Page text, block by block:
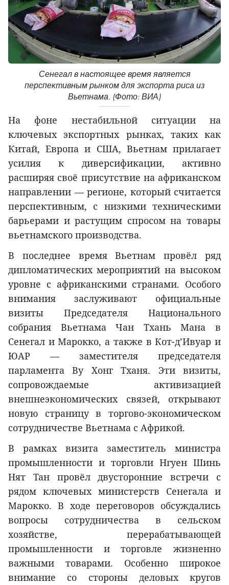
Сенегал в настоящее время является
перспективным рынком для экспорта риса из
Вьетнама. (Фото: ВИА)
На фоне нестабильной ситуации на
ключевых экспортных рынках, таких как
Китай, Европа и США, Вьетнам прилагает
усилия к диверсификации, активно
расширяя своё присутствие на африканском
направлении — регионе, который считается
перспективным, с низкими техническими
барьерами и растущим спросом на товары
вьетнамского производства.
В последнее время Вьетнам провёл ряд
дипломатических мероприятий на высоком
уровне с африканскими странами. Особого
внимания заслуживают официальные
визиты Председателя Национального
собрания Вьетнама Чан Тхань Мана в
Сенегал и Марокко, а также в Кот-д’Ивуар и
ЮАР — заместителя председателя
парламента Ву Хонг Тханя. Эти визиты,
сопровождаемые активизацией
внешнеэкономических связей, открывают
новую страницу в торгово-экономическом
сотрудничестве Вьетнама с Африкой.
В рамках визита заместитель министра
промышленности и торговли Нгуен Шинь
Нят Тан провёл двусторонние встречи с
рядом ключевых министерств Сенегала и
Марокко. В ходе переговоров обсуждались
вопросы сотрудничества в сельском
хозяйстве, перерабатывающей
промышленности и торговле жизненно
важными товарами. Особенно широкое
внимание со стороны деловых кругов